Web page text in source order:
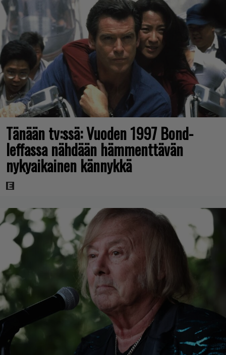
Tänään tv:ssä: Vuoden 1997 Bond-
leffassa nähdään hämmenttävän
nykyaikainen kännykkä